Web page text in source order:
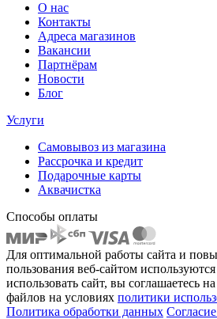
О нас
Контакты
Адреса магазинов
Вакансии
Партнёрам
Новости
Блог
Услуги
Самовывоз из магазина
Рассрочка и кредит
Подарочные карты
Аквачистка
Способы оплаты
Для оптимальной работы сайта и
пользования веб-сайтом
использовать сайт, вы соглашаетесь
файлов на условиях политики
Политика обработки данных